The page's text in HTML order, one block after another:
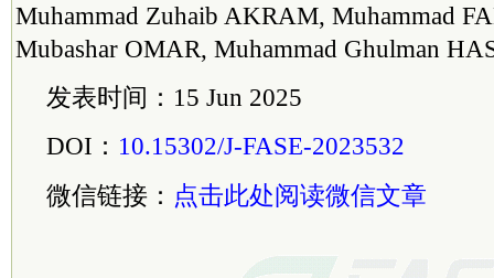
Muhammad Zuhaib AKRAM, Muhammad
Mubashar OMAR, Muhammad Ghulman
发表时间：15 Jun 2025
DOI： 10.15302/J-FASE-2023532
微信链接： 点击此处阅读微信文章